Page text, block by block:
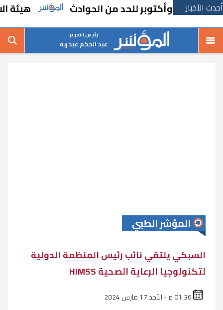
أحدث الأخبار هيئة
رئيس التحرير
عبد الحكم عبد ربه
المؤشر الطبي
السبكي يلتقي نائب رئيس المنظمة الدولية
لتكنولوجيا الرعاية الصحية HIMSS